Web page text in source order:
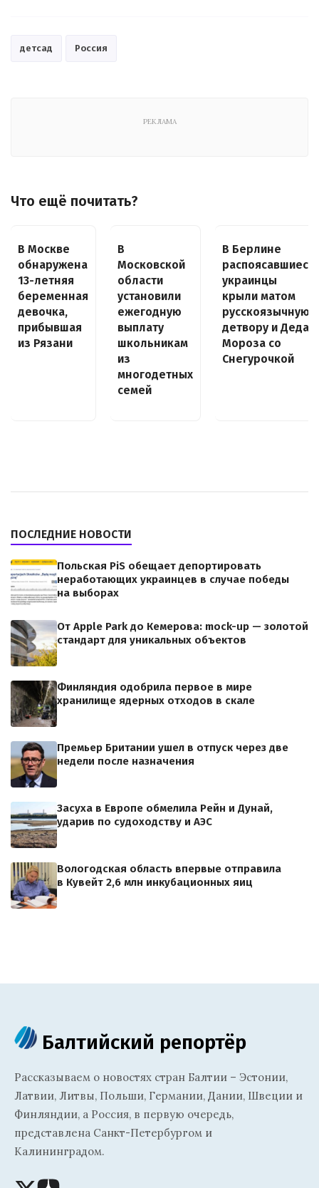
детсад Россия
РЕКЛАМА
Что ещё почитать?
В Москве
обнаружена
13-летняя
беременная
девочка,
прибывшая
из Рязани
В
Московской
области
установили
ежегодную
выплату
школьникам
из
многодетных
семей
В Берлине
распоясавшиеся
украинцы
крыли матом
русскоязычную
детвору и Деда
Мороза со
Снегурочкой
ПОСЛЕДНИЕ НОВОСТИ
Польская PiS обещает депортировать
неработающих украинцев в случае победы
на выборах
От Apple Park до Кемерова: mock-up — золотой
стандарт для уникальных объектов
Финляндия одобрила первое в мире
хранилище ядерных отходов в скале
Премьер Британии ушел в отпуск через две
недели после назначения
Засуха в Европе обмелила Рейн и Дунай,
ударив по судоходству и АЭС
Вологодская область впервые отправила
в Кувейт 2,6 млн инкубационных яиц
Балтийский репортёр
Рассказываем о новостях стран Балтии – Эстонии,
Латвии, Литвы, Польши, Германии, Дании, Швеции и
Финляндии, а Россия, в первую очередь,
представлена Санкт-Петербургом и
Калининградом.